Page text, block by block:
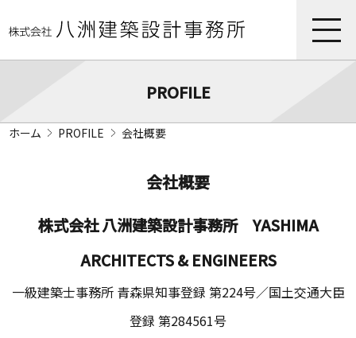
PROFILE
ホーム PROFILE 会社概要
会社概要
株式会社 八洲建築設計事務所 YASHIMA
ARCHITECTS & ENGINEERS
一級建築士事務所 青森県知事登録 第224号／国土交通大臣
登録 第284561号